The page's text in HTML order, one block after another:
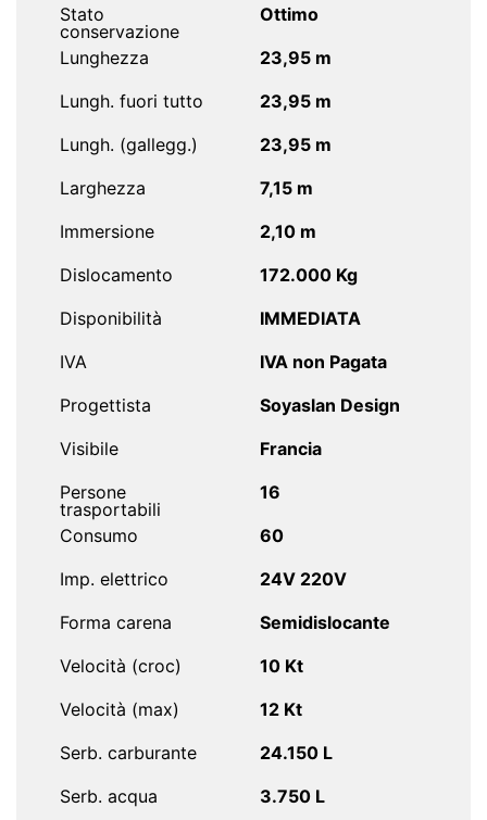
Stato
conservazione
Ottimo
Lunghezza
23,95 m
Lungh. fuori tutto
23,95 m
Lungh. (gallegg.)
23,95 m
Larghezza
7,15 m
Immersione
2,10 m
Dislocamento
172.000 Kg
Disponibilità
IMMEDIATA
IVA
IVA non Pagata
Progettista
Soyaslan Design
Visibile
Francia
Persone
trasportabili
16
Consumo
60
Imp. elettrico
24V 220V
Forma carena
Semidislocante
Velocità (croc)
10 Kt
Velocità (max)
12 Kt
Serb. carburante
24.150 L
Serb. acqua
3.750 L